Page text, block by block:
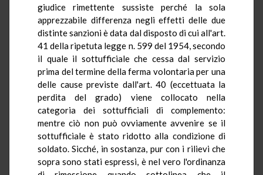
giudice rimettente sussiste perché la sola
apprezzabile differenza negli effetti delle due
distinte sanzioni è data dal disposto di cui all'art.
41 della ripetuta legge n. 599 del 1954, secondo
il quale il sottufficiale che cessa dal servizio
prima del termine della ferma volontaria per una
delle cause previste dall'art. 40 (eccettuata la
perdita del grado) viene collocato nella
categoria dei sottufficiali di complemento:
mentre ciò non può ovviamente avvenire se il
sottufficiale è stato ridotto alla condizione di
soldato. Sicché, in sostanza, pur con i rilievi che
sopra sono stati espressi, è nel vero l'ordinanza